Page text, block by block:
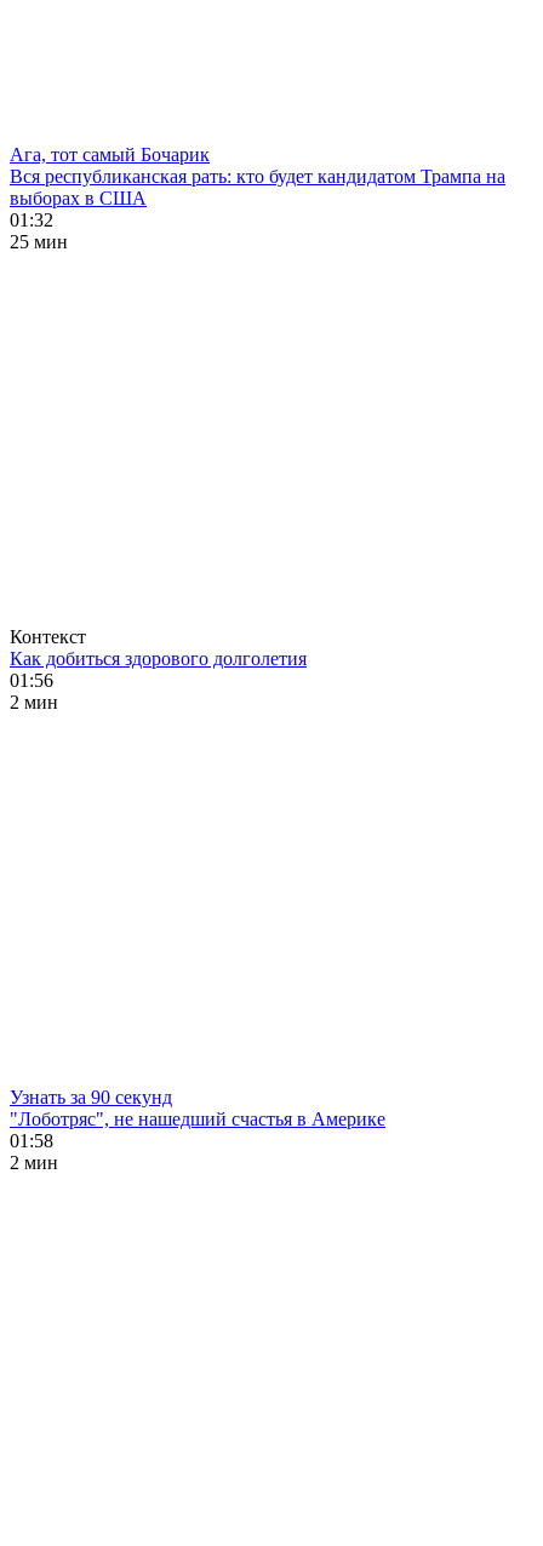
Ага, тот самый Бочарик
Вся республиканская рать: кто будет кандидатом Трампа на
выборах в США
01:32
25 мин
Контекст
Как добиться здорового долголетия
01:56
2 мин
Узнать за 90 секунд
"Лоботряс", не нашедший счастья в Америке
01:58
2 мин